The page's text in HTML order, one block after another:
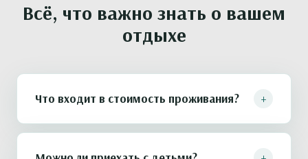
Всё, что важно знать о вашем
отдыхе
Что входит в стоимость проживания? +
Проживание в выбранной категории шале,